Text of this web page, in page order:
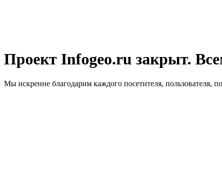
Проект Infogeo.ru закрыт.
Мы искренне благодарим каждого посетителя, пользователя,